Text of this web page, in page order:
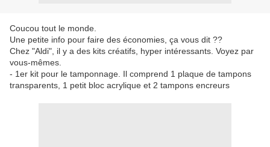
Coucou tout le monde.
Une petite info pour faire des économies, ça vous dit ??
Chez "Aldi", il y a des kits créatifs, hyper intéressants. Voyez par
vous-mêmes.
- 1er kit pour le tamponnage. Il comprend 1 plaque de tampons
transparents, 1 petit bloc acrylique et 2 tampons encreurs